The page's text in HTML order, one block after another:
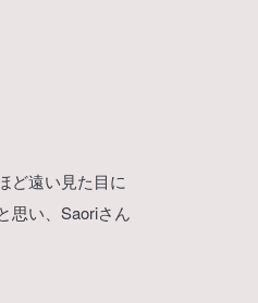
ど遠い見た目に
思い、Saoriさん